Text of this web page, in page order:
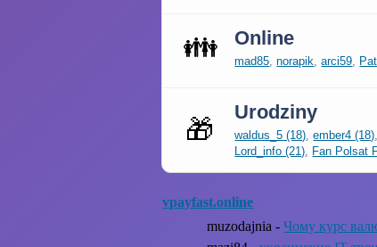
👪 Online
mad85,norapik,arci59,
🎁
Urodziny
waldus_5 (18),ember4 (18)
Lord_info (21), Fan Polsat
vpayfast.online
muzodajnia -Чому курс